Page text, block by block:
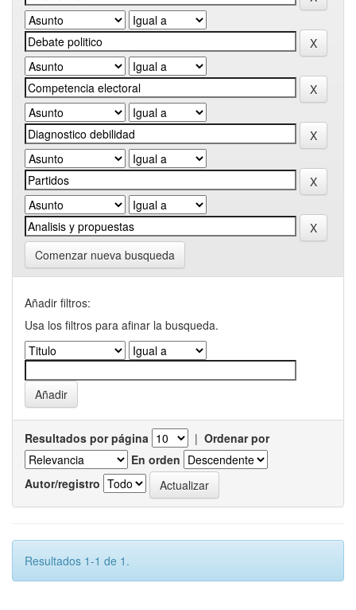
Comenzar nueva busqueda
Añadir filtros:
Usa los filtros para afinar la busqueda.
Resultados por página | Ordenar por
En orden
Autor/registro
Resultados 1-1 de 1.